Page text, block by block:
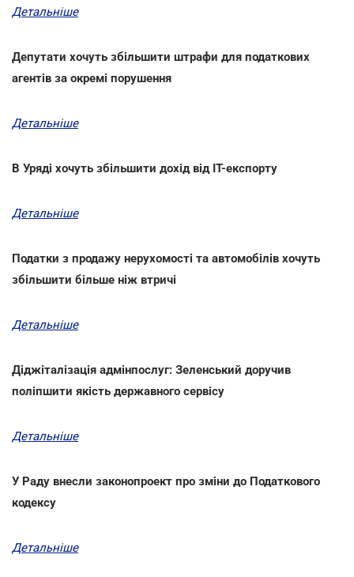
Детальніше
Депутати хочуть збільшити штрафи для податкових
агентів за окремі порушення
Детальніше
В Уряді хочуть збільшити дохід від ІТ-експорту
Детальніше
Податки з продажу нерухомості та автомобілів хочуть
збільшити більше ніж втричі
Детальніше
Діджіталізація адмінпослуг: Зеленський доручив
поліпшити якість державного сервісу
Детальніше
У Раду внесли законопроект про зміни до Податкового
кодексу
Детальніше